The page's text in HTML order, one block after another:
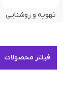
تهویه و روشنایی
فیلتر محصولات